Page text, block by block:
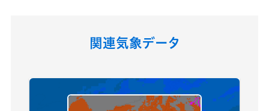
関連気象データ